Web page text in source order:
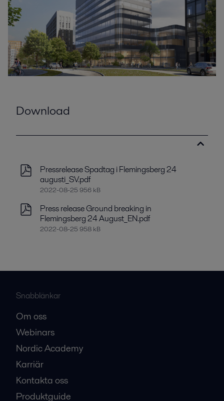
Download
Pressrelease Spadtag i Flemingsberg 24
augusti_SV.pdf
2022-08-25 956 kB
Press release Ground breaking in
Flemingsberg 24 August_EN.pdf
2022-08-25 958 kB
Snabblänkar
Om oss
Webinars
Nordic Academy
Karriär
Kontakta oss
Produktguide